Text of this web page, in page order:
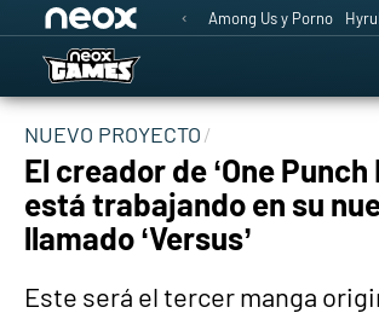
Among Us y Porno
NUEVO PROYECTO
El creador de ‘One Punch
está trabajando en su
llamado ‘Versus’
Este será el tercer manga